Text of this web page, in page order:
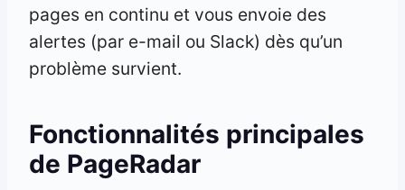
pages en continu et vous envoie des
alertes (par e-mail ou Slack) dès qu’un
problème survient.
Fonctionnalités principales
de PageRadar